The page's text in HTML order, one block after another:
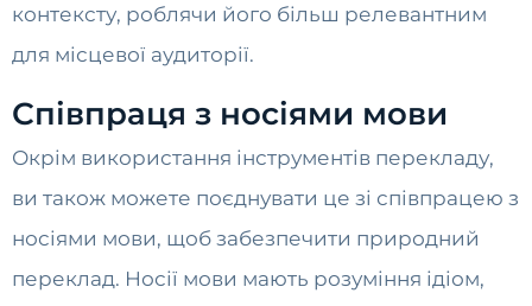
контексту, роблячи його більш релевантним
для місцевої аудиторії.
Співпраця з носіями мови
Окрім використання інструментів перекладу,
ви також можете поєднувати це зі співпрацею з
носіями мови, щоб забезпечити природний
переклад. Носії мови мають розуміння ідіом,